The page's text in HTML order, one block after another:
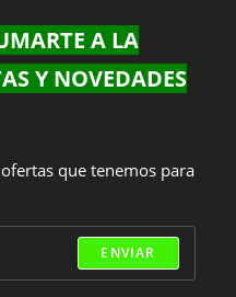
A LA
Y NOVEDADES
que tenemos para
ENVIAR